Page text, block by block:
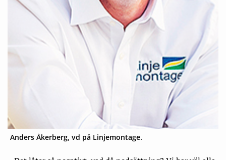
Anders Åkerberg, vd på Linjemontage.